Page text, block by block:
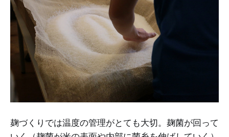
麹づくりでは温度の管理がとても大切。麹菌が回って